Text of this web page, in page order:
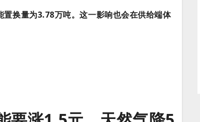
换量为3.78万吨。这一影响也会在供给端体